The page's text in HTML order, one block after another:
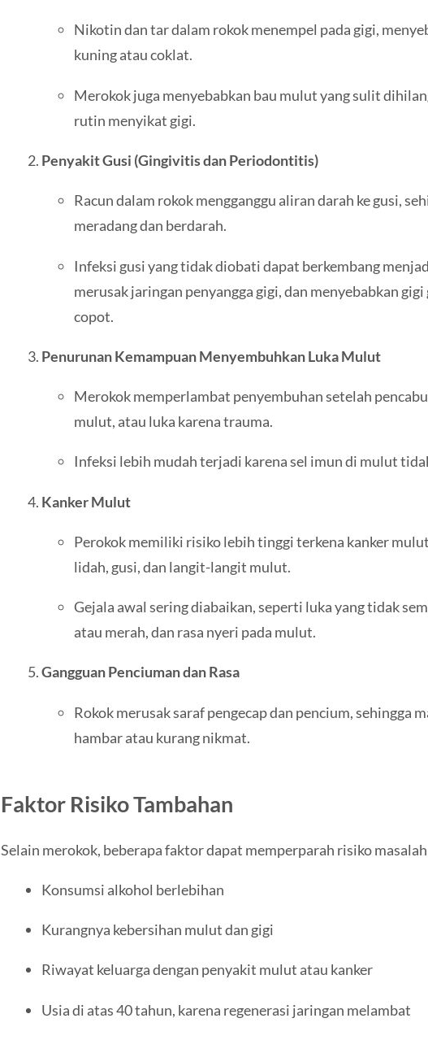
Nikotin dan tar dalam rokok menempel pada gigi,
kuning atau coklat.
Merokok juga menyebabkan bau mulut yang sulit
rutin menyikat gigi.
Penyakit Gusi (Gingivitis dan Periodontitis)
Racun dalam rokok mengganggu aliran darah ke gusi,
meradang dan berdarah.
Infeksi gusi yang tidak diobati dapat berkembang
merusak jaringan penyangga gigi, dan menyebabkan gigi
copot.
Penurunan Kemampuan Menyembuhkan Luka Mulut
Merokok memperlambat penyembuhan setelah
mulut, atau luka karena trauma.
Infeksi lebih mudah terjadi karena sel imun di mulut
Kanker Mulut
Perokok memiliki risiko lebih tinggi terkena kanker
lidah, gusi, dan langit-langit mulut.
Gejala awal sering diabaikan, seperti luka yang tidak
atau merah, dan rasa nyeri pada mulut.
Gangguan Penciuman dan Rasa
Rokok merusak saraf pengecap dan pencium, sehingga
hambar atau kurang nikmat.
Faktor Risiko Tambahan
Selain merokok, beberapa faktor dapat memperparah risiko
Konsumsi alkohol berlebihan
Kurangnya kebersihan mulut dan gigi
Riwayat keluarga dengan penyakit mulut atau kanker
Usia di atas 40 tahun, karena regenerasi jaringan melambat